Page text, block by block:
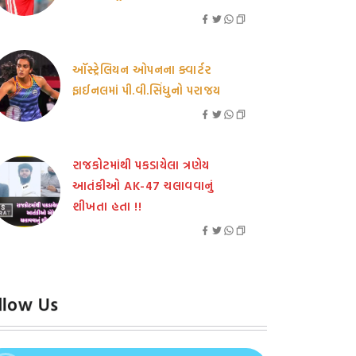
ઑસ્ટ્રેલિયન ઓપનના ક્વાર્ટર
ફાઈનલમાં પી.વી.સિંધુનો પરાજય
રાજકોટમાંથી પકડાયેલા ત્રણેય
આતંકીઓ AK-47 ચલાવવાનું
શીખતા હતા !!
Us